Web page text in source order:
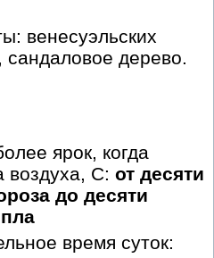
венесуэльских
сандаловое дерево.
ярок, когда
воздуха, С: от десяти
до десяти
время суток: